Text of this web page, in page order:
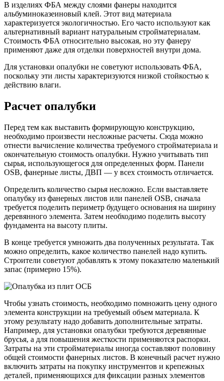
В изделиях ФБА между слоями фанеры находится
альбуминоказеиновый клей. Этот вид материала
характеризуется экологичностью. Его часто используют как
альтернативный вариант натуральным стройматериалам.
Стоимость ФБА относительно высокая, но эту фанеру
применяют даже для отделки поверхностей внутри дома.
Для установки опалубки не советуют использовать ФБА,
поскольку эти листы характеризуются низкой стойкостью к
действию влаги.
Расчет опалубки
Перед тем как выставить формирующую конструкцию,
необходимо произвести несложные расчеты. Сюда можно
отнести вычисление количества требуемого стройматериала и
окончательную стоимость опалубки. Нужно учитывать тип
сырья, использующегося для определенных форм. Панели
OSB, фанерные листы, ДВП — у всех стоимость отличается.
Определить количество сырья несложно. Если выставляете
опалубку из фанерных листов или панелей OSB, сначала
требуется поделить периметр будущего основания на ширину
деревянного элемента. Затем необходимо поделить высоту
фундамента на высоту плиты.
В конце требуется умножить два полученных результата. Так
можно определить, какое количество панелей надо купить.
Строители советуют добавлять к этому показателю маленький
запас (примерно 15%).
Чтобы узнать стоимость, необходимо помножить цену одного
элемента конструкции на требуемый объем материала. К
этому результату надо добавить дополнительные затраты.
Например, для установки опалубки требуются деревянные
брусья, а для повышения жесткости применяются распорки.
Затраты на эти стройматериалы иногда составляют половину
общей стоимости фанерных листов. В конечный расчет нужно
включить затраты на покупку инструментов и крепежных
деталей, применяющихся для фиксации разных элементов